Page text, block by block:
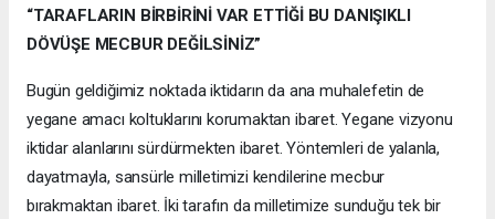
“TARAFLARIN BİRBİRİNİ VAR ETTİĞİ BU DANIŞIKLI
DÖVÜŞE MECBUR DEĞİLSİNİZ”
Bugün geldiğimiz noktada iktidarın da ana muhalefetin de
yegane amacı koltuklarını korumaktan ibaret. Yegane vizyonu
iktidar alanlarını sürdürmekten ibaret. Yöntemleri de yalanla,
dayatmayla, sansürle milletimizi kendilerine mecbur
bırakmaktan ibaret. İki tarafın da milletimize sunduğu tek bir